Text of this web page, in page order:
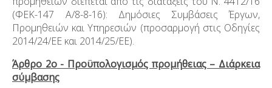
(ΦΕΚ-147 Α/8-8-16): Δημόσιες Συμβάσεις Έργων,
Προμηθειών και Υπηρεσιών (προσαρμογή στις Οδηγίες
2014/24/ΕΕ και 2014/25/ΕΕ).
Άρθρο 2ο- Προϋπολογισμός προμήθειας – Διάρκεια
σύμβασης